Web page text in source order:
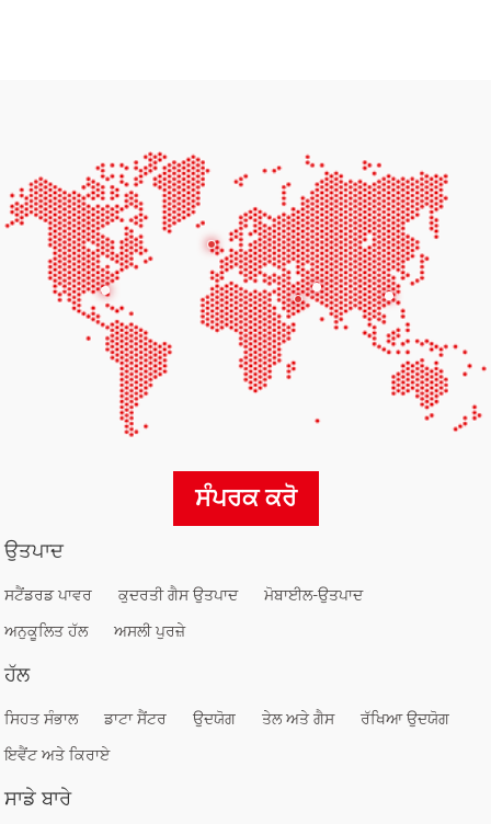
ਸੰਪਰਕ ਕਰੋ
ਉਤਪਾਦ
ਸਟੈਂਡਰਡ ਪਾਵਰ ਕੁਦਰਤੀ ਗੈਸ ਉਤਪਾਦ
ਮੋਬਾਈਲ-ਉਤਪਾਦ
ਅਨੁਕੂਲਿਤ ਹੱਲ
ਅਸਲੀ ਪੁਰਜ਼ੇ
ਹੱਲ
ਸਿਹਤ ਸੰਭਾਲ ਡਾਟਾ ਸੈਂਟਰ ਉਦਯੋਗ ਤੇਲ ਅਤੇ ਗੈਸ
ਰੱਖਿਆ ਉਦਯੋਗ
ਇਵੈਂਟ ਅਤੇ ਕਿਰਾਏ
ਸਾਡੇ ਬਾਰੇ